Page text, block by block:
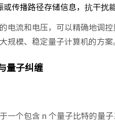
传播路径存储信息，抗干扰
电流和电压，可以精确地调
规模、稳定量子计算机的方案
量子纠缠
一个包含 n 个量子比特的量